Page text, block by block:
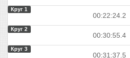
Круг 1
00:22:24.2
Круг 2
00:30:55.4
Круг 3
00:31:37.5